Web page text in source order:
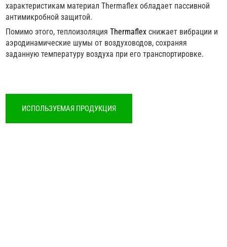
характеристикам материал Thermaflex обладает пассивной
антимикробной защитой.
Помимо этого, теплоизоляцияThermaflex снижает вибрации и
аэродинамические шумы от воздуховодов, сохраняя
заданную температуру воздуха при его транспортировке.
ИСПОЛЬЗУЕМАЯ ПРОДУКЦИЯ